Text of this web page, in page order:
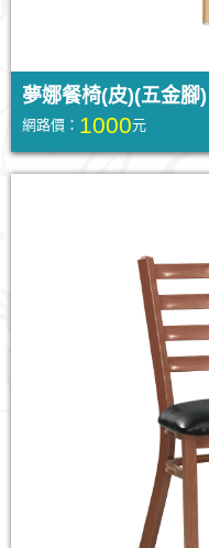
夢娜餐椅(皮)(五金腳)
網路價： 1000元